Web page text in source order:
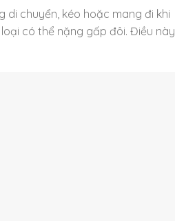
di chuyển, kéo hoặc mang đi khi
có thể nặng gấp đôi. Điều này